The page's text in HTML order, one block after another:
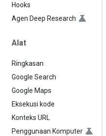
Hooks
Agen Deep Research
Alat
Ringkasan
Google Search
Google Maps
Eksekusi kode
Konteks URL
Penggunaan Komputer